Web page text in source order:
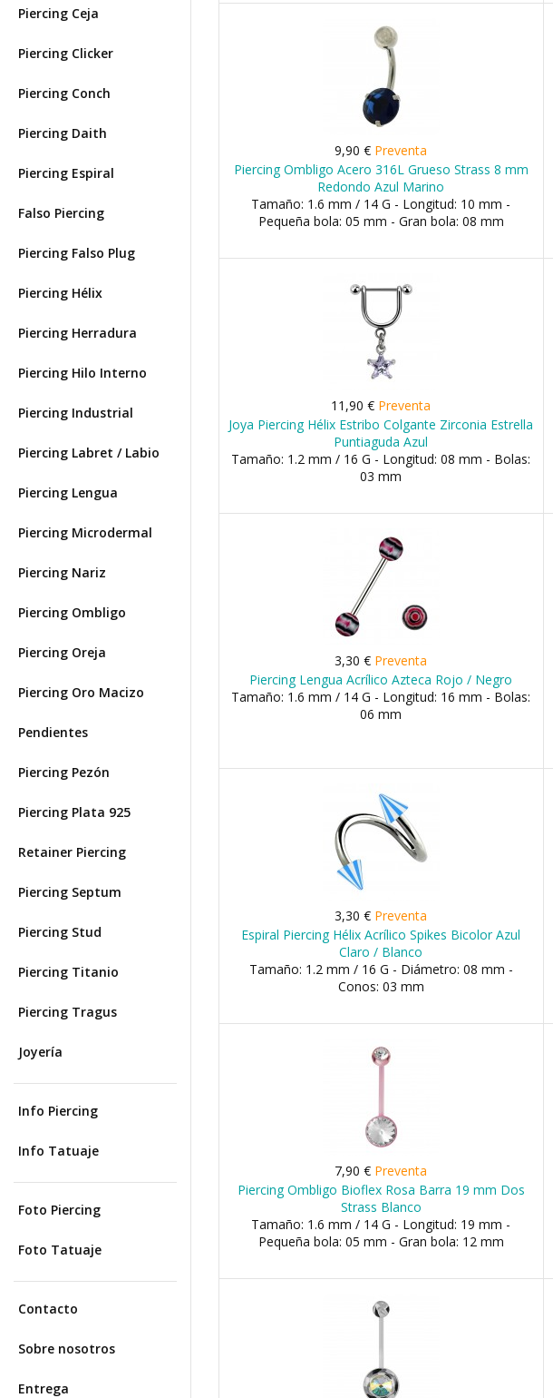
Piercing Ceja
Piercing Clicker
Piercing Conch
Piercing Daith
Piercing Espiral
Falso Piercing
Piercing Falso Plug
Piercing Hélix
Piercing Herradura
Piercing Hilo Interno
Piercing Industrial
Piercing Labret / Labio
Piercing Lengua
Piercing Microdermal
Piercing Nariz
Piercing Ombligo
Piercing Oreja
Piercing Oro Macizo
Pendientes
Piercing Pezón
Piercing Plata 925
Retainer Piercing
Piercing Septum
Piercing Stud
Piercing Titanio
Piercing Tragus
Joyería
Info Piercing
Info Tatuaje
Foto Piercing
Foto Tatuaje
Contacto
Sobre nosotros
Entrega
9,90 € Preventa
Piercing Ombligo Acero 316L Grueso Strass 8 mm
Redondo Azul Marino
Tamaño: 1.6 mm / 14 G - Longitud: 10 mm -
Pequeña bola: 05 mm - Gran bola: 08 mm
11,90 € Preventa
Joya Piercing Hélix Estribo Colgante Zirconia Estrella
Puntiaguda Azul
Tamaño: 1.2 mm / 16 G - Longitud: 08 mm - Bolas:
03 mm
3,30 € Preventa
Piercing Lengua Acrílico Azteca Rojo / Negro
Tamaño: 1.6 mm / 14 G - Longitud: 16 mm - Bolas:
06 mm
3,30 € Preventa
Espiral Piercing Hélix Acrílico Spikes Bicolor Azul
Claro / Blanco
Tamaño: 1.2 mm / 16 G - Diámetro: 08 mm -
Conos: 03 mm
7,90 € Preventa
Piercing Ombligo Bioflex Rosa Barra 19 mm Dos
Strass Blanco
Tamaño: 1.6 mm / 14 G - Longitud: 19 mm -
Pequeña bola: 05 mm - Gran bola: 12 mm